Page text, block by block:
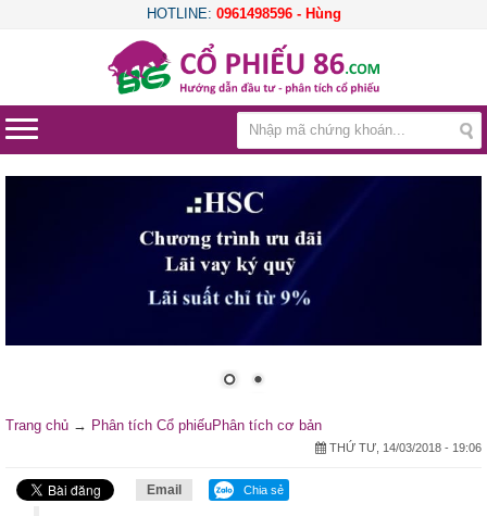
HOTLINE: 0961498596 - Hùng
Trang chủ → Phân tích Cổ phiếuPhân tích cơ bản
THỨ TƯ, 14/03/2018 - 19:06
Email Chia sẻ